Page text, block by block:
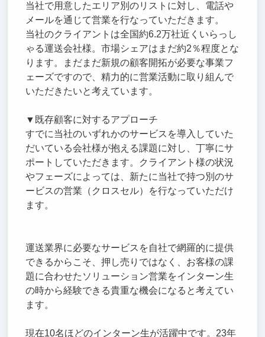
当社で用意したエリア別のリストに対し、電話や
メールを通じて営業を行なっていただきます。
当社のクライアントは全国約6.2万社近くいらっし
ゃる運送会社様。市場シェアはまだ約2％程度とな
ります。まだまだ新規の顧客開拓が必要な事業フ
ェーズですので、精力的に営業活動に取り組んで
いただきたいと考えています。
▼既存顧客に対するアプローチ
すでに当社のいずれかのサービスを導入していた
だいている会社様が抱える課題に対し、丁寧にサ
ポートしていただきます。クライアント様の状況
やフェーズによっては、新たに当社で持つ別のサ
ービスの営業（クロスセル）を行なっていただけ
ます。
運送業界に必要なサービスを自社で網羅的に提供
できるからこそ、押し売りではなく、お客様の課
題に合わせたソリューション営業をインターン生
の時から経験できる貴重な機会になると考えてい
ます。
現在10名ほどのインターン生が活躍中です。23年